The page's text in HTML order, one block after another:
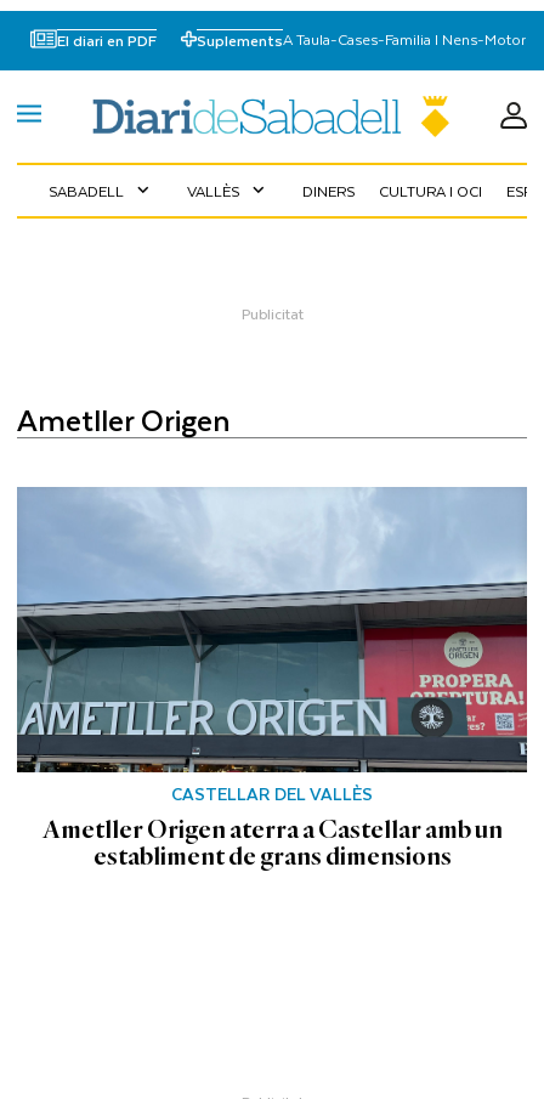
El diari en PDF SuplementsA Taula-Cases-Familia I Nens-Motor
SABADELL expand_more VALLÈS expand_more DINERS CULTURA I OCI
Ametller Origen
CASTELLAR DEL VALLÈS
Ametller Origen aterra a Castellar amb un
establiment de grans dimensions